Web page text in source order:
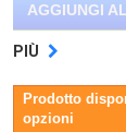
AGGIUNGI
PIÙ
Prodotto
opzioni